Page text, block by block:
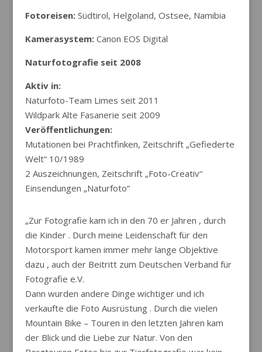
Fotoreisen:Südtirol, Helgoland, Ostsee, Namibia
Kamerasystem:Canon EOS Digital
Naturfotografie seit 2008
Aktiv in:
Naturfoto-Team Limes seit 2011
Wildpark Alte Fasanerie seit 2009
Veröffentlichungen:
Mutationen bei Prachtfinken, Zeitschrift „Gefiederte
Welt“ 10/1989
2 Auszeichnungen, Zeitschrift „Foto-Creativ“
Einsendungen „Naturfoto“
„Zur Fotografie kam ich in den 70 er Jahren , durch
die Kinder . Durch meine Leidenschaft für den
Motorsport kamen immer mehr lange Objektive
dazu , auch der Beitritt zum Deutschen Verband für
Fotografie e.V.
Dann wurden andere Dinge wichtiger und ich
verkaufte die Foto Ausrüstung . Durch die vielen
Mountain Bike – Touren in den letzten Jahren kam
der Blick und die Liebe zur Natur. Von den